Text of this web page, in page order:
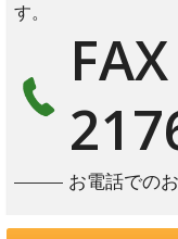
す。
お電話での